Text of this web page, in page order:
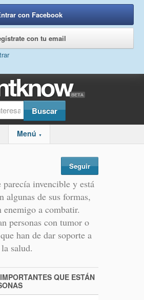
con Facebook
con tu email
Menú ▼
Seguir
parecía invencible y está
algunas de sus formas,
enemigo a combatir.
personas con tumor o
han de dar soporte a
salud.
QUE ESTÁN